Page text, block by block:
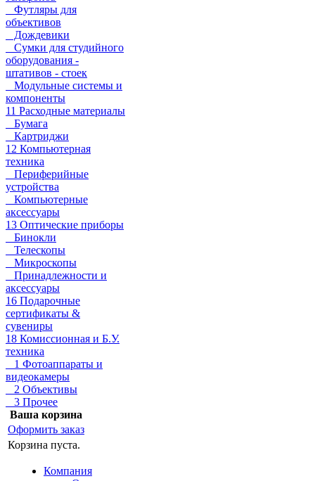
Футляры для
объективов
Дождевики
Сумки для студийного
оборудования -
штативов - стоек
Модульные системы и
компоненты
11 Расходные материалы
Бумага
Картриджи
12 Компьютерная
техника
Периферийные
устройства
Компьютерные
аксессуары
13 Оптические приборы
Бинокли
Телескопы
Микроскопы
Принадлежности и
аксессуары
16 Подарочные
сертификаты &
сувениры
18 Комиссионная и Б.У.
техника
1 Фотоаппараты и
видеокамеры
2 Объективы
3 Прочее
Ваша корзина
Оформить заказ
Корзина пуста.
Компания